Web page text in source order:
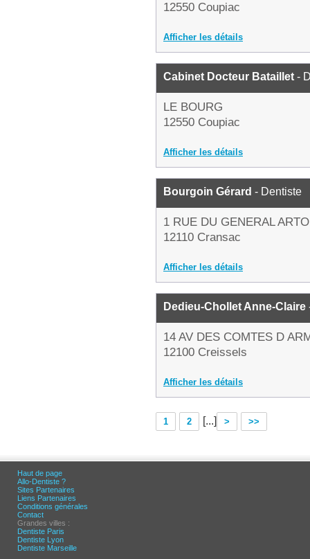
12550 Coupiac
Afficher les détails
Cabinet Docteur Bataillet -
LE BOURG
12550 Coupiac
Afficher les détails
Bourgoin Gérard - Dentiste
1 RUE DU GENERAL
12110 Cransac
Afficher les détails
Dedieu-Chollet Anne-Claire
14 AV DES COMTES D
12100 Creissels
Afficher les détails
1 2 [...] > >>
Haut de page
Allo-Dentiste ?
Sites Partenaires
Liens Partenaires
Conditions générales
Contact
Grandes villes :
Dentiste Paris
Dentiste Lyon
Dentiste Marseille